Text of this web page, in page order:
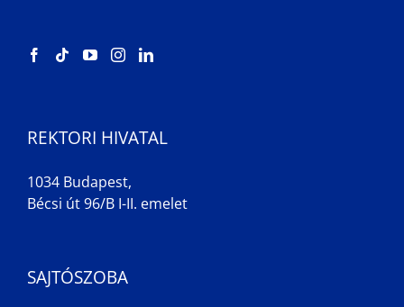
REKTORI HIVATAL
1034 Budapest,
Bécsi út 96/B I-II. emelet
SAJTÓSZOBA